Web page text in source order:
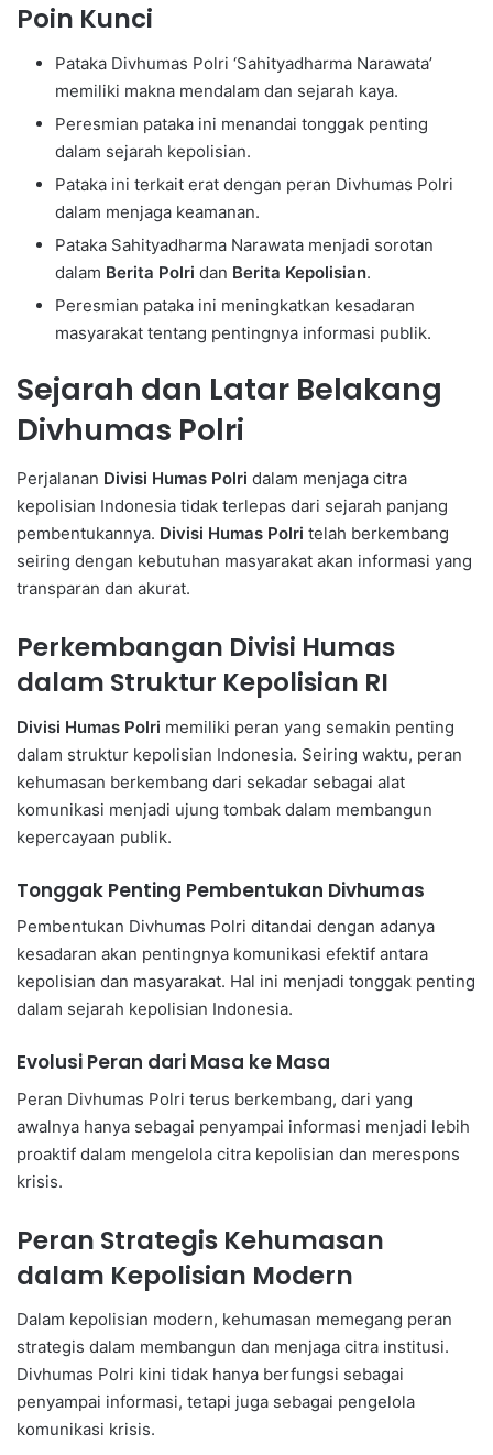
Poin Kunci
Pataka Divhumas Polri ‘Sahityadharma Narawata’
memiliki makna mendalam dan sejarah kaya.
Peresmian pataka ini menandai tonggak penting
dalam sejarah kepolisian.
Pataka ini terkait erat dengan peran Divhumas Polri
dalam menjaga keamanan.
Pataka Sahityadharma Narawata menjadi sorotan
dalam Berita Polri dan Berita Kepolisian.
Peresmian pataka ini meningkatkan kesadaran
masyarakat tentang pentingnya informasi publik.
Sejarah dan Latar Belakang
Divhumas Polri
Perjalanan Divisi Humas Polri dalam menjaga citra
kepolisian Indonesia tidak terlepas dari sejarah panjang
pembentukannya. Divisi Humas Polri telah berkembang
seiring dengan kebutuhan masyarakat akan informasi yang
transparan dan akurat.
Perkembangan Divisi Humas
dalam Struktur Kepolisian RI
Divisi Humas Polri memiliki peran yang semakin penting
dalam struktur kepolisian Indonesia. Seiring waktu, peran
kehumasan berkembang dari sekadar sebagai alat
komunikasi menjadi ujung tombak dalam membangun
kepercayaan publik.
Tonggak Penting Pembentukan Divhumas
Pembentukan Divhumas Polri ditandai dengan adanya
kesadaran akan pentingnya komunikasi efektif antara
kepolisian dan masyarakat. Hal ini menjadi tonggak penting
dalam sejarah kepolisian Indonesia.
Evolusi Peran dari Masa ke Masa
Peran Divhumas Polri terus berkembang, dari yang
awalnya hanya sebagai penyampai informasi menjadi lebih
proaktif dalam mengelola citra kepolisian dan merespons
krisis.
Peran Strategis Kehumasan
dalam Kepolisian Modern
Dalam kepolisian modern, kehumasan memegang peran
strategis dalam membangun dan menjaga citra institusi.
Divhumas Polri kini tidak hanya berfungsi sebagai
penyampai informasi, tetapi juga sebagai pengelola
komunikasi krisis.